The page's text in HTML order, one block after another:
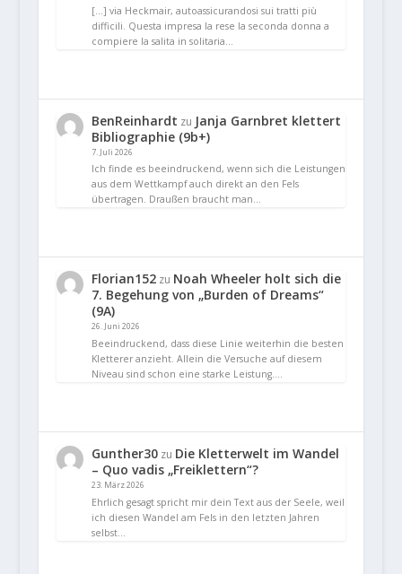
[…] via Heckmair, autoassicurandosi sui tratti più
difficili. Questa impresa la rese la seconda donna a
compiere la salita in solitaria…
BenReinhardt zu Janja Garnbret klettert
Bibliographie (9b+)
7. Juli 2026
Ich finde es beeindruckend, wenn sich die Leistungen
aus dem Wettkampf auch direkt an den Fels
übertragen. Draußen braucht man…
Florian152zu Noah Wheeler holt sich die
7. Begehung von „Burden of Dreams“
(9A)
26. Juni 2026
Beeindruckend, dass diese Linie weiterhin die besten
Kletterer anzieht. Allein die Versuche auf diesem
Niveau sind schon eine starke Leistung.…
Gunther30zu Die Kletterwelt im Wandel
– Quo vadis „Freiklettern“?
23. März 2026
Ehrlich gesagt spricht mir dein Text aus der Seele, weil
ich diesen Wandel am Fels in den letzten Jahren
selbst…